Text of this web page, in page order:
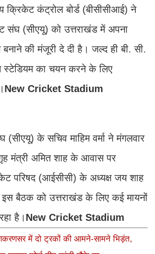
क्रिकेट कंट्रोल बोर्ड (बीसीसीआई) ने
संघ (सीएयू) को उत्तराखंड में अपना
की मंजूरी दे दी है। जल्द ही बी. सी.
स्टेडियम का चयन करने के लिए
New Cricket Stadium
के सचिव माहिम वर्मा ने मंगलवार
मंत्री अमित शाह के आवास पर
परिषद (आईसीसी) के अध्यक्ष जय शाह
बैठक को उत्तराखंड के लिए कई मायनों
है। New Cricket Stadium
में दो ट्रकों की आमने-सामने भिड़ंत,